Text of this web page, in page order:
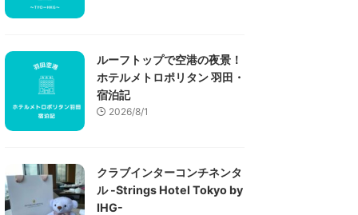
ルーフトップで空港の夜景！
ホテルメトロポリタン 羽田・
宿泊記
2026/8/1
クラブインターコンチネンタ
ル -Strings Hotel Tokyo by
IHG-